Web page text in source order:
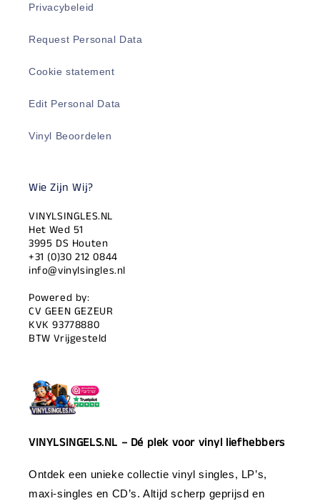
Privacybeleid
Request Personal Data
Cookie statement
Edit Personal Data
Vinyl Beoordelen
Wie Zijn Wij?
VINYLSINGLES.NL
Het Wed 51
3995 DS Houten
+31 (0)30 212 0844
info@vinylsingles.nl
Powered by:
CV GEEN GEZEUR
KVK 93778880
BTW Vrijgesteld
VINYLSINGELS.NL – Dé plek voor vinyl liefhebbers
Ontdek een unieke collectie vinyl singles, LP’s,
maxi-singles en CD’s. Altijd scherp geprijsd en